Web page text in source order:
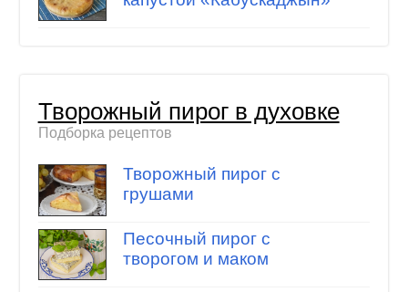
Творожный пирог в духовке
Подборка рецептов
Творожный пирог с
грушами
Песочный пирог с
творогом и маком